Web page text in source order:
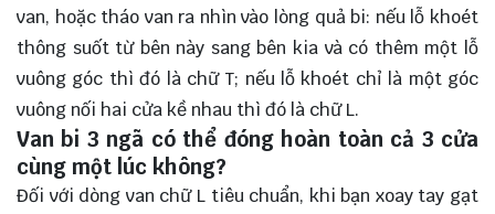
van, hoặc tháo van ra nhìn vào lòng quả bi: nếu lỗ khoét
thông suốt từ bên này sang bên kia và có thêm một lỗ
vuông góc thì đó là chữ T; nếu lỗ khoét chỉ là một góc
vuông nối hai cửa kề nhau thì đó là chữ L.
Van bi 3 ngã có thể đóng hoàn toàn cả 3 cửa
cùng một lúc không?
Đối với dòng van chữ L tiêu chuẩn, khi bạn xoay tay gạt